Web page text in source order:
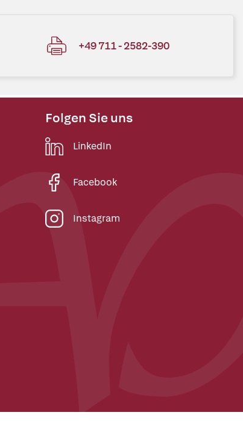
+49 711 - 2582-390
Folgen Sie uns
LinkedIn
Facebook
Instagram